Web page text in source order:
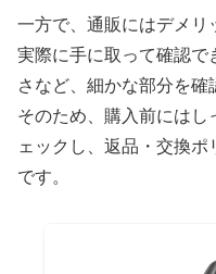
一方で、通販にはデメリ
実際に手に取って確認で
さなど、細かな部分を確
そのため、購入前にはし
ェックし、返品・交換
です。